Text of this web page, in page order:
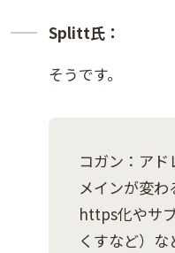
Splitt氏：
そうです。
コガン：ア
メインが変わ
https化やサ
くすなど）な